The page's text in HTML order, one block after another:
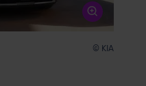
© KIA